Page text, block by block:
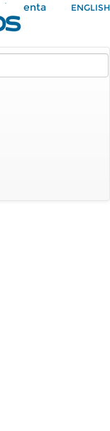
Mi Cuenta ENGLISH